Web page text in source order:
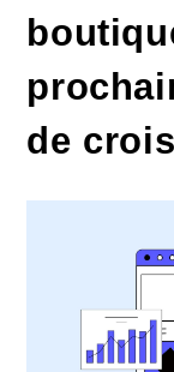
de